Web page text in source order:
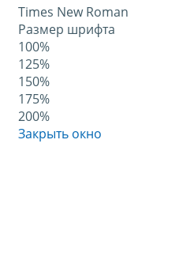
Times New Roman
Размер шрифта
100%
125%
150%
175%
200%
Закрыть окно